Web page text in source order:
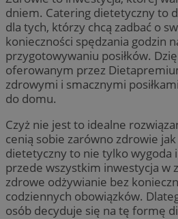
dniem. Catering dietetyczny to
dla tych, którzy chcą zadbać o
konieczności spędzania godzin
przygotowywaniu posiłków.
oferowanym przez
zdrowymi i smacznymi
do domu.
Czyż nie jest to idealne
cenią sobie zarówno zdrowie jak
dietetyczny to nie tylko wygoda
przede wszystkim inwestycja w
zdrowe odżywianie bez
codziennych obowiązków.
osób decyduje się na tę formę